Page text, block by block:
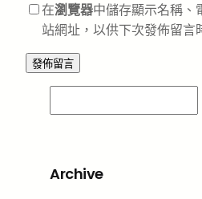
在瀏覽器中儲存顯示名稱、
站網址，以供下次發佈留言
e
c
Archive